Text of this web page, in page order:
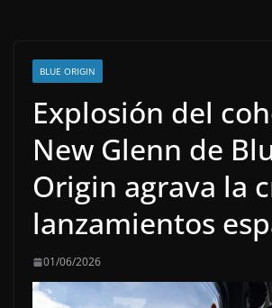
BLUE ORIGIN
Explosión del
New Glenn de
Origin agrava la
lanzamientos
01/06/2026